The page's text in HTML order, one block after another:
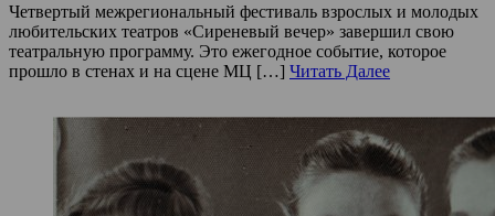
Четвертый межрегиональный фестиваль взрослых и молодых
любительских театров «Сиреневый вечер» завершил свою
театральную программу. Это ежегодное событие, которое
прошло в стенах и на сцене МЦ […] Читать Далее